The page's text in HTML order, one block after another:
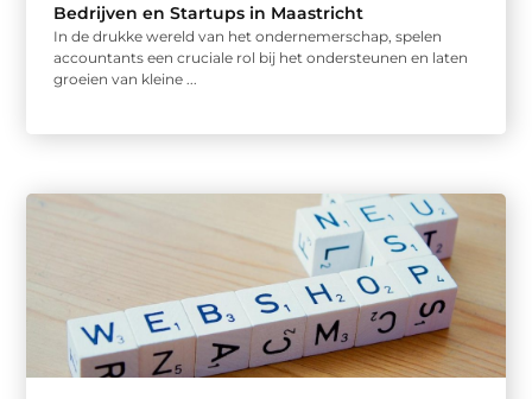
Bedrijven en Startups in Maastricht
In de drukke wereld van het ondernemerschap, spelen
accountants een cruciale rol bij het ondersteunen en laten
groeien van kleine ...